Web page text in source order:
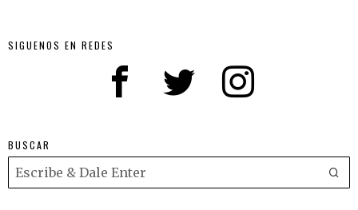
SIGUENOS EN REDES
BUSCAR